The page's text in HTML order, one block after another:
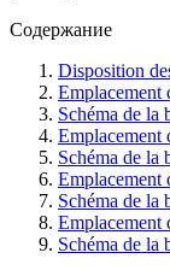
Содержание
Disposition
Emplacement
Schéma de la
Emplacement
Schéma de la
Emplacement
Schéma de la
Emplacement
Schéma de la